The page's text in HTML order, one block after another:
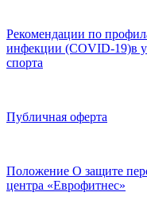
Рекомендации по
инфекции (COVID-19)в
спорта
Публичная оферта
Положение О защите
центра «Еврофитнес»